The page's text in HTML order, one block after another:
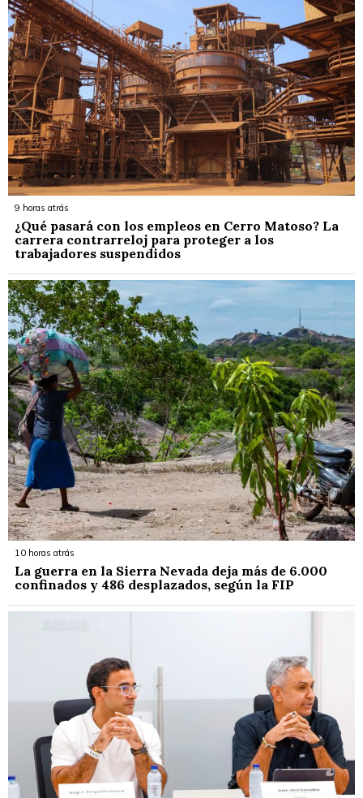
9 horas atrás
¿Qué pasará con los empleos en Cerro Matoso? La
carrera contrarreloj para proteger a los
trabajadores suspendidos
10 horas atrás
La guerra en la Sierra Nevada deja más de 6.000
confinados y 486 desplazados, según la FIP